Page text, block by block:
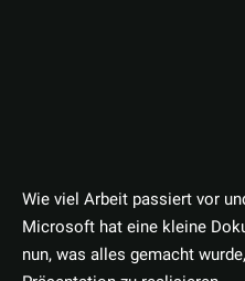
Wie viel Arbeit passiert vor
Microsoft hat eine kleine
nun, was alles gemacht